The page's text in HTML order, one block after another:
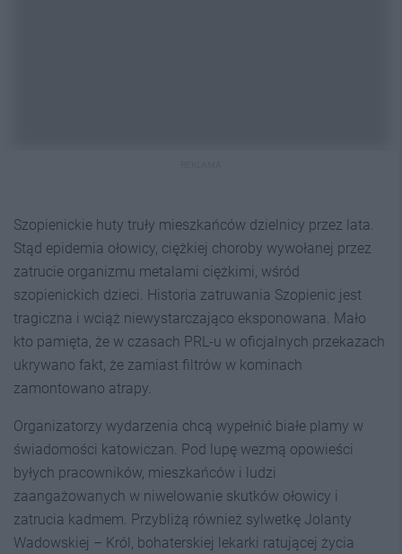
Szopienickie huty truły mieszkańców dzielnicy przez lata.
Stąd epidemia ołowicy, ciężkiej choroby wywołanej przez
zatrucie organizmu metalami ciężkimi, wśród
szopienickich dzieci. Historia zatruwania Szopienic jest
tragiczna i wciąż niewystarczająco eksponowana. Mało
kto pamięta, że w czasach PRL-u w oficjalnych przekazach
ukrywano fakt, że zamiast filtrów w kominach
zamontowano atrapy.
Organizatorzy wydarzenia chcą wypełnić białe plamy w
świadomości katowiczan. Pod lupę wezmą opowieści
byłych pracowników, mieszkańców i ludzi
zaangażowanych w niwelowanie skutków ołowicy i
zatrucia kadmem. Przybliżą również sylwetkę Jolanty
Wadowskiej – Król, bohaterskiej lekarki ratującej życia